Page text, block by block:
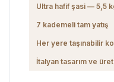
Ultra hafif şasi — 5,5
7 kademeli tam yatış
Her yere taşınabilir
İtalyan tasarım ve